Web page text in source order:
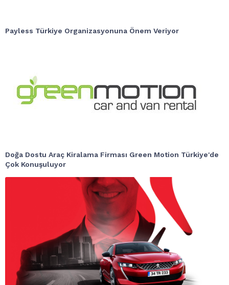
Payless Türkiye Organizasyonuna Önem Veriyor
Doğa Dostu Araç Kiralama Firması Green Motion Türkiye'de
Çok Konuşuluyor